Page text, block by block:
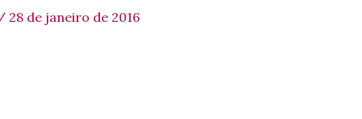
/ 28 de janeiro de 2016